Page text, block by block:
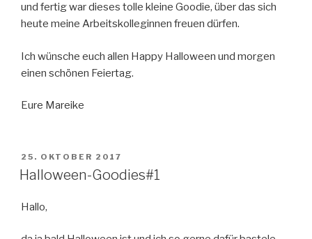
und fertig war dieses tolle kleine Goodie, über das sich
heute meine Arbeitskolleginnen freuen dürfen.
Ich wünsche euch allen Happy Halloween und morgen
einen schönen Feiertag.
Eure Mareike
VERÖFFENTLICHT
AM
25. OKTOBER 2017
Halloween-Goodies#1
Hallo,